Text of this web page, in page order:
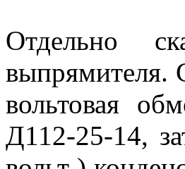
Отдельно
выпрямителя.
вольтовая
Д112-25-14,